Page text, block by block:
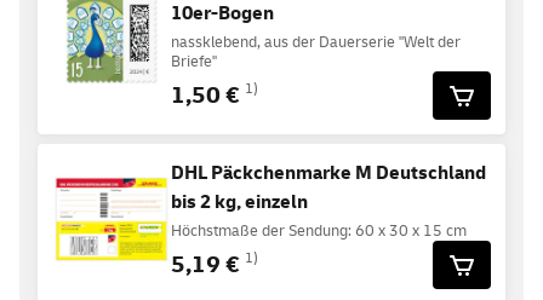
10er-Bogen
nassklebend, aus der Dauerserie "Welt der
Briefe"
1,50 € 1)
DHL Päckchenmarke M Deutschland
bis 2 kg, einzeln
Höchstmaße der Sendung: 60 x 30 x 15 cm
5,19 € 1)